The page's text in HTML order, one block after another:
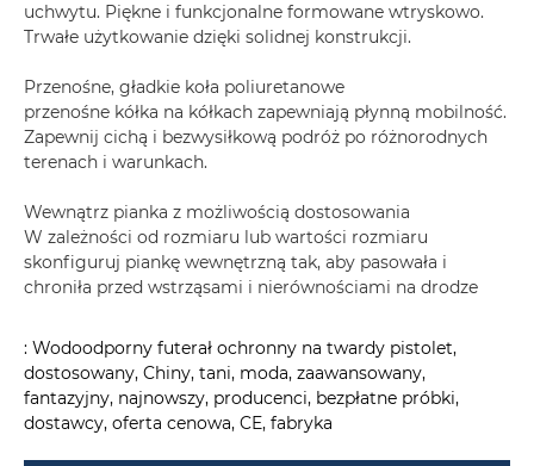
uchwytu. Piękne i funkcjonalne formowane wtryskowo.
Trwałe użytkowanie dzięki solidnej konstrukcji.
Przenośne, gładkie koła poliuretanowe
przenośne kółka na kółkach zapewniają płynną mobilność.
Zapewnij cichą i bezwysiłkową podróż po różnorodnych
terenach i warunkach.
Wewnątrz pianka z możliwością dostosowania
W zależności od rozmiaru lub wartości rozmiaru
skonfiguruj piankę wewnętrzną tak, aby pasowała i
chroniła przed wstrząsami i nierównościami na drodze
: Wodoodporny futerał ochronny na twardy pistolet,
dostosowany, Chiny, tani, moda, zaawansowany,
fantazyjny, najnowszy, producenci, bezpłatne próbki,
dostawcy, oferta cenowa, CE, fabryka